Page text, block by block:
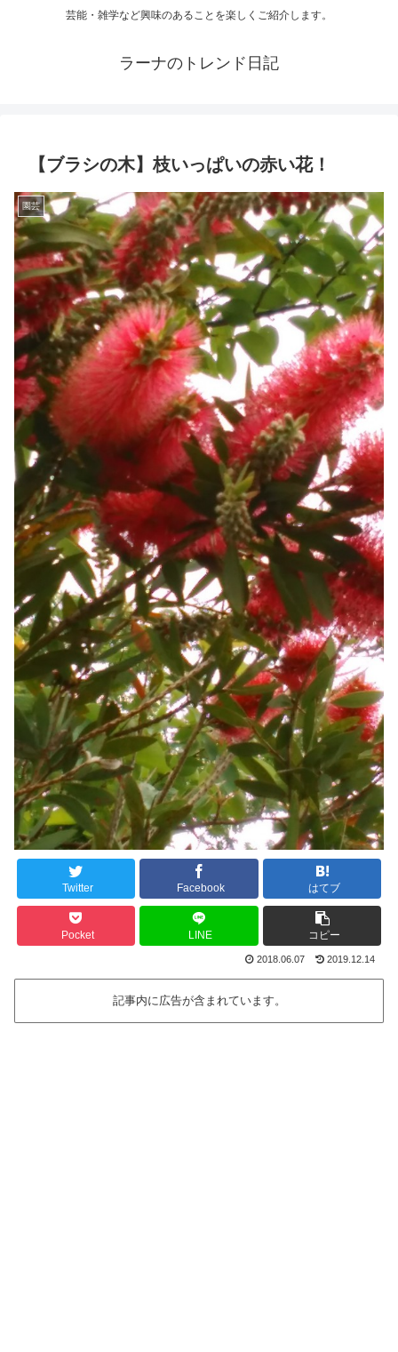
芸能・雑学など興味のあることを楽しくご紹介します。
ラーナのトレンド日記
【ブラシの木】枝いっぱいの赤い花！
園芸
Twitter Facebook はてブ
Pocket LINE コピー
2018.06.07 2019.12.14
記事内に広告が含まれています。